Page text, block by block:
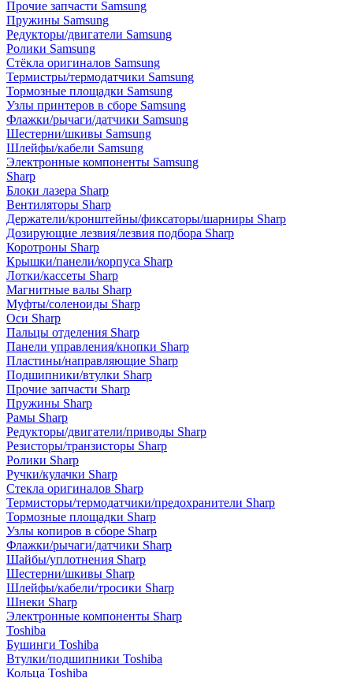
Прочие запчасти Samsung
Пружины Samsung
Редукторы/двигатели Samsung
Ролики Samsung
Стёкла оригиналов Samsung
Термистры/термодатчики Samsung
Тормозные площадки Samsung
Узлы принтеров в сборе Samsung
Флажки/рычаги/датчики Samsung
Шестерни/шкивы Samsung
Шлейфы/кабели Samsung
Электронные компоненты Samsung
Sharp
Блоки лазера Sharp
Вентиляторы Sharp
Держатели/кронштейны/фиксаторы/шарниры Sharp
Дозирующие лезвия/лезвия подбора Sharp
Коротроны Sharp
Крышки/панели/корпуса Sharp
Лотки/кассеты Sharp
Магнитные валы Sharp
Муфты/соленоиды Sharp
Оси Sharp
Пальцы отделения Sharp
Панели управления/кнопки Sharp
Пластины/направляющие Sharp
Подшипники/втулки Sharp
Прочие запчасти Sharp
Пружины Sharp
Рамы Sharp
Редукторы/двигатели/приводы Sharp
Резисторы/транзисторы Sharp
Ролики Sharp
Ручки/кулачки Sharp
Стекла оригиналов Sharp
Термисторы/термодатчики/предохранители Sharp
Тормозные площадки Sharp
Узлы копиров в сборе Sharp
Флажки/рычаги/датчики Sharp
Шайбы/уплотнения Sharp
Шестерни/шкивы Sharp
Шлейфы/кабели/тросики Sharp
Шнеки Sharp
Электронные компоненты Sharp
Toshiba
Бушинги Toshiba
Втулки/подшипники Toshiba
Кольца Toshiba